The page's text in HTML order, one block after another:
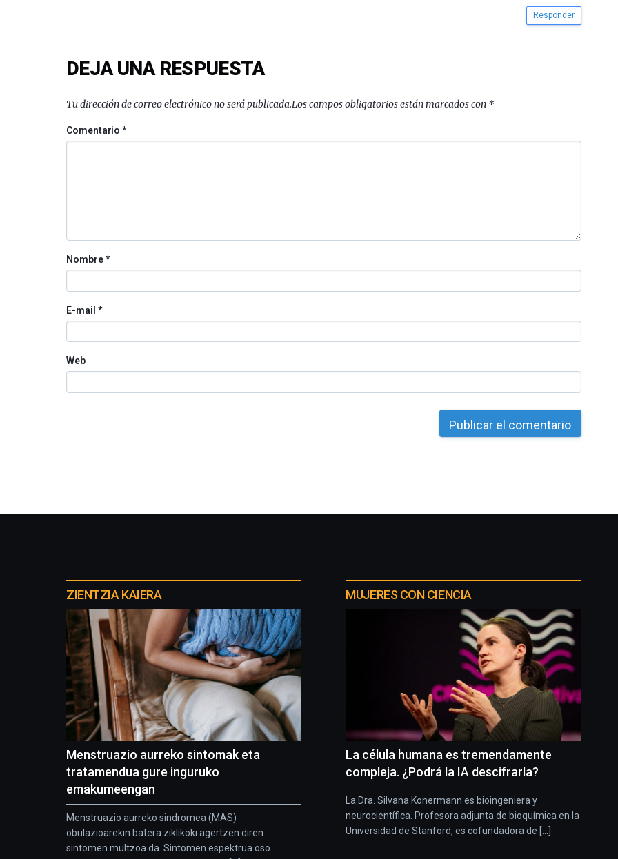
Responder
DEJA UNA RESPUESTA
Tu dirección de correo electrónico no será publicada.Los campos obligatorios están marcados con *
Comentario*
Nombre*
E-mail *
Web
proyectos
ZIENTZIA KAIERA
Menstruazio aurreko sintomak eta
tratamendua gure inguruko
emakumeengan
Menstruazio aurreko sindromea (MAS)
obulazioarekin batera ziklikoki agertzen diren
sintomen multzoa da. Sintomen espektrua oso
MUJERES CON CIENCIA
La célula humana es tremendamente
compleja. ¿Podrá la IA descifrarla?
La Dra. Silvana Konermann es bioingeniera y
neurocientífica. Profesora adjunta de bioquímica en la
Universidad de Stanford, es cofundadora de [...]